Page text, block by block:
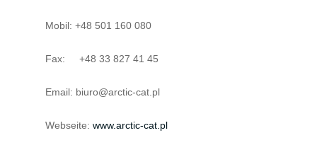
Mobil: +48 501 160 080
Fax: +48 33 827 41 45
Email: biuro@arctic-cat.pl
Webseite: www.arctic-cat.pl